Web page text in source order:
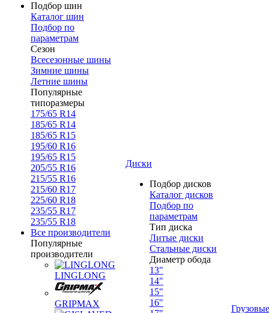
Подбор шин
Каталог шин
Подбор по
параметрам
Сезон
Всесезонные шины
Зимние шины
Летние шины
Популярные
типоразмеры
175/65 R14
185/65 R14
185/65 R15
195/60 R16
195/65 R15
205/55 R16
215/55 R16
215/60 R17
225/60 R18
235/55 R17
235/55 R18
Все производители
Популярные
производители
LINGLONG
GRIPMAX
Диски
Подбор дисков
Каталог дисков
Подбор по
параметрам
Тип диска
Литые диски
Стальные диски
Диаметр обода
13"
14"
15"
16"